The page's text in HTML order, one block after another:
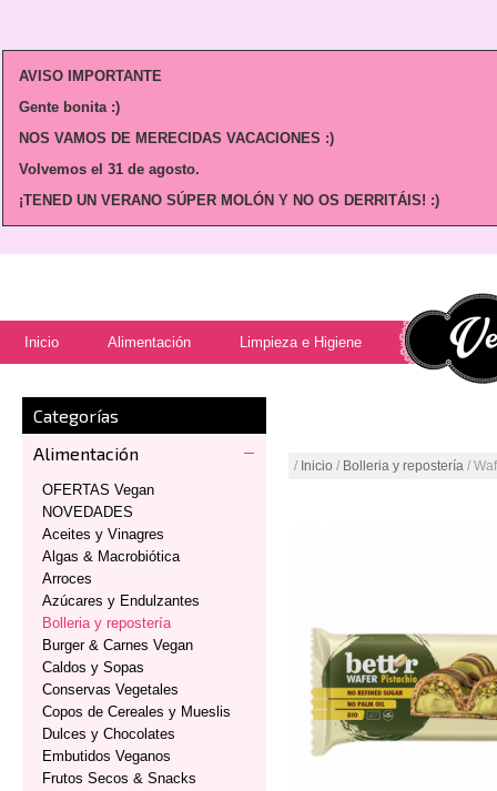
AVISO IMPORTANTE
Gente bonita :)
NOS VAMOS DE MERECIDAS VACACIONES :)
Volvemos el 31 de agosto.
¡TENED UN VERANO SÚPER MOLÓN Y NO OS DERRITÁIS! :)
Inicio Alimentación Limpieza e Higiene
Categorías
Alimentación
OFERTAS Vegan
NOVEDADES
Aceites y Vinagres
Algas & Macrobiótica
Arroces
Azúcares y Endulzantes
Bolleria y repostería
Burger & Carnes Vegan
Caldos y Sopas
Conservas Vegetales
Copos de Cereales y Mueslis
Dulces y Chocolates
Embutidos Veganos
Frutos Secos & Snacks
/ Inicio / Bolleria y repostería /